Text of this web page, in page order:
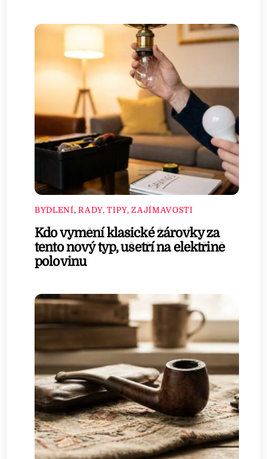
BYDLENÍ,RADY, TIPY, ZAJÍMAVOSTI
Kdo vymění klasické žárovky za
tento nový typ, ušetří na elektřině
polovinu